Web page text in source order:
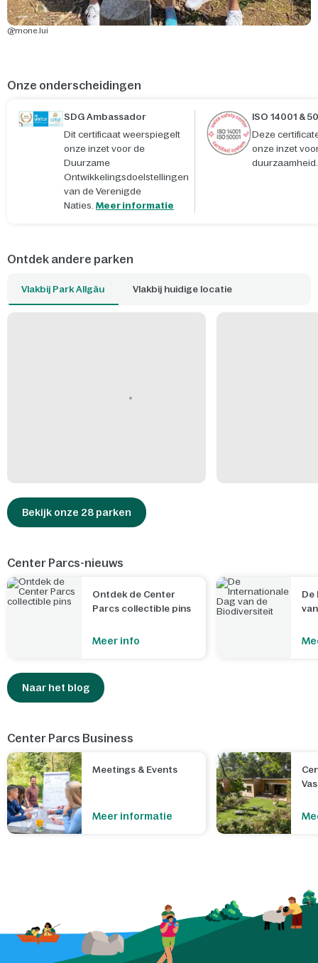
@mone.lui
Onze onderscheidingen
SDG Ambassador
Dit certificaat weerspiegelt
onze inzet voor de
Duurzame
Ontwikkelingsdoelstellingen
van de Verenigde
Naties. Meer informatie
ISO 14001 &
Deze
onze inzet
duurzaamheid.
Ontdek andere parken
Vlakbij Park Allgäu Vlakbij huidige locatie
Bekijk onze 28 parken
Center Parcs-nieuws
Ontdek de Center
Parcs collectible pins
Meer info
De
Naar het blog
Center Parcs Business
Meetings & Events
Meer informatie